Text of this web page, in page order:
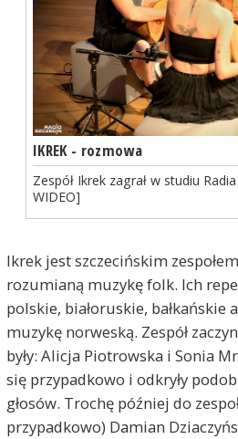
IKREK - rozmowa
Zespół Ikrek zagrał w studiu
WIDEO]
Ikrek jest szczecińskim
rozumianą muzykę folk. Ich
polskie, białoruskie, bałkańskie
muzykę norweską. Zespół
były: Alicja Piotrowska i Sonia
się przypadkowo i odkryły
głosów. Trochę później do
przypadkowo) Damian